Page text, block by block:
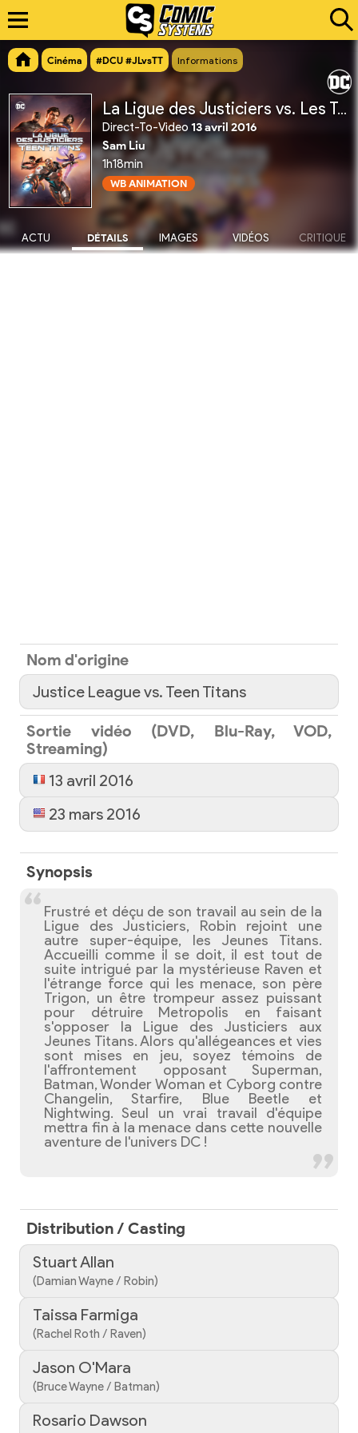
Cinéma #DCU #JLvsTT Informations
La Ligue des Justiciers vs. Les Teen Titans
Direct-To-Video 13 avril 2016
Sam Liu
1h18min
WB ANIMATION
ACTU DÉTAILS IMAGES VIDÉOS CRITIQUE
Nom d'origine
Justice League vs. Teen Titans
Sortie vidéo (DVD, Blu-Ray, VOD,
Streaming)
13 avril 2016
23 mars 2016
Synopsis
Frustré et déçu de son travail au sein de la
Ligue des Justiciers, Robin rejoint une
autre super-équipe, les Jeunes Titans.
Accueilli comme il se doit, il est tout de
suite intrigué par la mystérieuse Raven et
l'étrange force qui les menace, son père
Trigon, un être trompeur assez puissant
pour détruire Metropolis en faisant
s'opposer la Ligue des Justiciers aux
Jeunes Titans. Alors qu'allégeances et vies
sont mises en jeu, soyez témoins de
l'affrontement opposant Superman,
Batman, Wonder Woman et Cyborg contre
Changelin, Starfire, Blue Beetle et
Nightwing. Seul un vrai travail d'équipe
mettra fin à la menace dans cette nouvelle
aventure de l'univers DC !
Distribution / Casting
Stuart Allan
(Damian Wayne / Robin)
Taissa Farmiga
(Rachel Roth / Raven)
Jason O'Mara
(Bruce Wayne / Batman)
Rosario Dawson